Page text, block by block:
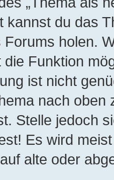
kannst du das
holen.
die Funktion
ist nicht
nach oben
Stelle jedoch
Es wird
alte oder